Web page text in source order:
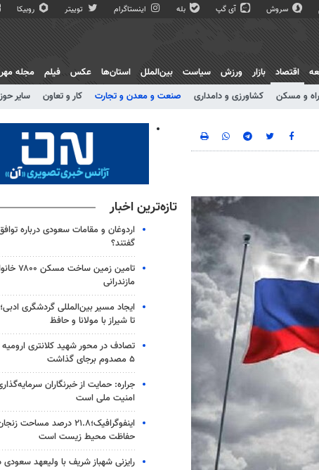
سروش آی گپ بله اینستاگرام توییتر روبیکا
اقتصاد
راه و مسکن کشاورزی و دامداری صنعت و معدن و تجارت کار و تعاون سایر
بازار ورزش سیاست بین‌الملل استان‌ها عکس فیلم مجله مهر
تازه‌ترین اخبار
اردوغان و مقامات سعودی درباره
گفتند؟
تامین زمین ساخت مسکن
مازندرانی
ایجاد مسیر بین‌المللی گردشگری
تا شیراز با مولانا و حافظ
۵ مصدوم برجای گذاشت
جراره: حمایت از خبرنگاران
امنیت ملی است
اینفوگرافیک؛۲۱.۸ درصد
حفاظت محیط زیست است
رایزنی شهباز شریف با ولیعهد سعودی